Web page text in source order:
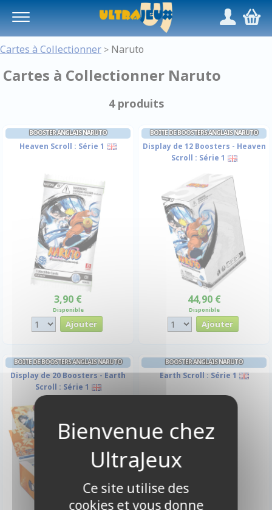
/,
Cartes à Collectionner > Naruto
Cartes à Collectionner Naruto
4 produits
BOOSTER ANGLAIS NARUTO
Heaven Scroll : Série 1
3,90 €
Disponible
BOITE DE BOOSTERS ANGLAIS NARUTO
Display de 12 Boosters - Heaven
Scroll : Série 1
44,90 €
Disponible
BOITE DE BOOSTERS ANGLAIS NARUTO
Display de 20 Boosters - Earth
Scroll : Série 1
BOOSTER ANGLAIS NARUTO
Earth Scroll : Série 1
Ce site utilise des
cookies et vous donne